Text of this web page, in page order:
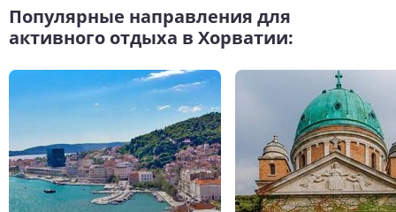
Популярные направления для
активного отдыха в Хорватии: